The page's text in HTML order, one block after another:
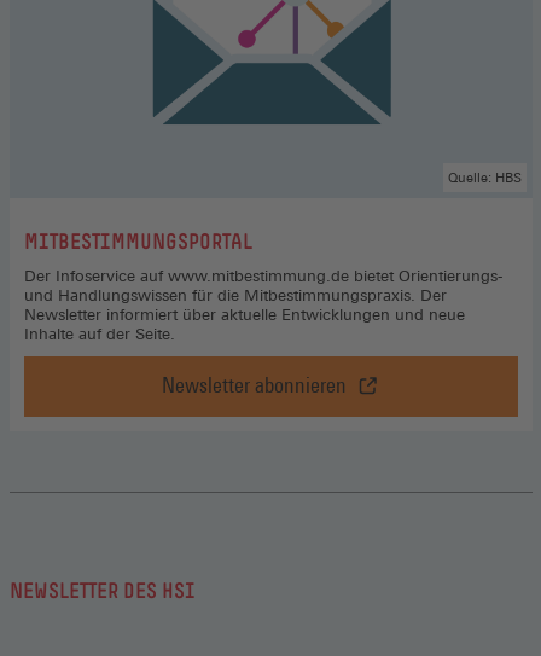
:MITBESTIMMUNGSPORTAL
Quelle: HBS
Der Infoservice auf www.mitbestimmung.de bietet Orientierungs-
und Handlungswissen für die Mitbestimmungspraxis. Der
Newsletter informiert über aktuelle Entwicklungen und neue
Inhalte auf der Seite.
Newsletter abonnierenMitbestimmungsportal,
Newsletter
NEWSLETTER DES HSI